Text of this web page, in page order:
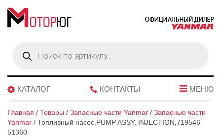
товаров
КАТАЛОГ КОНТАКТЫ МЕНЮ
Главная / Товары / Запасные части Yanmar / Запасные части
Yanmar / Топливный насос,PUMP ASSY, INJECTION,719546-
51360